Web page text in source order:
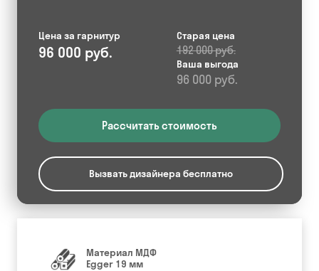
Цена за гарнитур
96 000 руб.
Старая цена
192 000 руб.
Ваша выгода
96 000 руб.
Рассчитать стоимость
Вызвать дизайнера бесплатно
Материал МДФ
Egger 19 мм